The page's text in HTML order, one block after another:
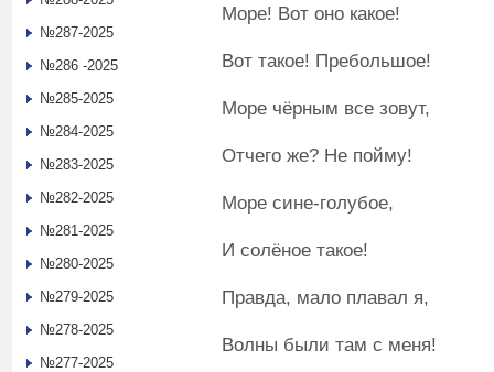
Море! Вот оно какое!
Вот такое! Пребольшое!
Море чёрным все зовут,
Отчего же? Не пойму!
Море сине-голубое,
И солёное такое!
Правда, мало плавал я,
Волны были там с меня!
№287-2025
№286 -2025
№285-2025
№284-2025
№283-2025
№282-2025
№281-2025
№280-2025
№279-2025
№278-2025
№277-2025